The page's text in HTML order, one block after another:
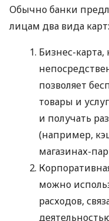
Обычно банки
лицам два вида карт:
Бизнес-карта,
позволяет
товары и
и получать
(например,
магазинах-
можно
расходов,